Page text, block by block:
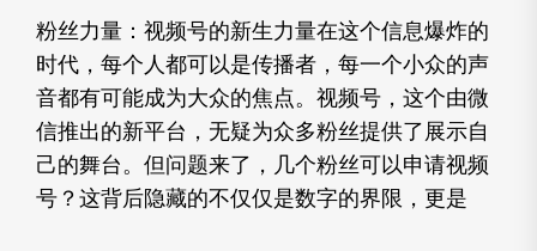
粉丝力量：视频号的新生力量在这个信息爆炸的
时代，每个人都可以是传播者，每一个小众的声
音都有可能成为大众的焦点。视频号，这个由微
信推出的新平台，无疑为众多粉丝提供了展示自
己的舞台。但问题来了，几个粉丝可以申请视频
号？这背后隐藏的不仅仅是数字的界限，更是